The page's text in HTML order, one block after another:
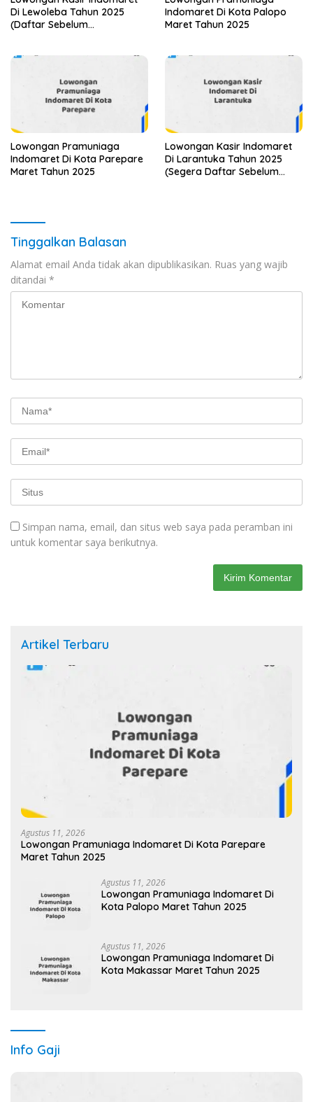
Di Lewoleba Tahun 2025
(Daftar Sebelum
Indomaret Di Kota Palopo
Maret Tahun 2025
Lowongan Pramuniaga
Indomaret Di Kota Parepare
Maret Tahun 2025
Lowongan Kasir Indomaret
Di Larantuka Tahun 2025
(Segera Daftar Sebelum
Tinggalkan Balasan
Alamat email Anda tidak akan dipublikasikan. Ruas yang wajib
ditandai *
Simpan nama, email, dan situs web saya pada peramban ini
untuk komentar saya berikutnya.
Artikel Terbaru
Agustus 11, 2026
Lowongan Pramuniaga Indomaret Di Kota Parepare
Maret Tahun 2025
Agustus 11, 2026
Lowongan Pramuniaga Indomaret Di
Kota Palopo Maret Tahun 2025
Agustus 11, 2026
Lowongan Pramuniaga Indomaret Di
Kota Makassar Maret Tahun 2025
Info Gaji